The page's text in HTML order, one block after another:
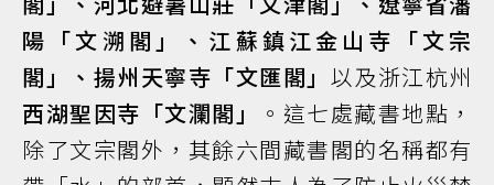
陽「文溯閣」、江蘇鎮江金山寺「文宗
閣」、揚州天寧寺「文匯閣」 以及浙江杭州
西湖聖因寺「文瀾閣」
。這七處藏書地點，
除了文宗閣外，其餘六間藏書閣的名稱都有